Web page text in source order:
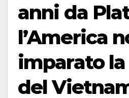
anni da
l’America
imparato
del